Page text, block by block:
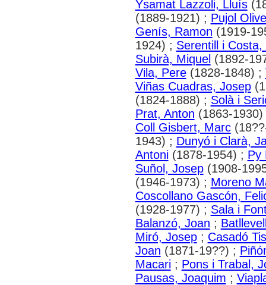
Ysamat Lazzoli, Lluís
(1889-1921) ; Pujol
Genís, Ramon (1919-
1924) ; Serentill i Costa,
Subirà, Miquel (1892-
Vila, Pere(1828-1848) ;
Viñas Cuadras, Josep
(1824-1888) ; Solà i
Prat, Anton (1863-
Coll Gisbert, Marc
1943) ; Dunyó i Clarà,
Antoni(1878-1954) ; Py
Suñol, Josep(1908-
(1946-1973) ; Moreno
Coscollano Gascón,
(1928-1977) ; Sala i
Balanzó, Joan ;
Miró, Josep; Casadó
Joan (1871-19??) ;
Macari; Pons i Trabal,
Pausas, Joaquim ;